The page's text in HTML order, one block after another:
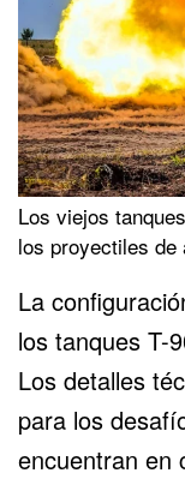
Los viejos
los proyectiles
La
los tanques T-
Los detalles
para los
encuentran en